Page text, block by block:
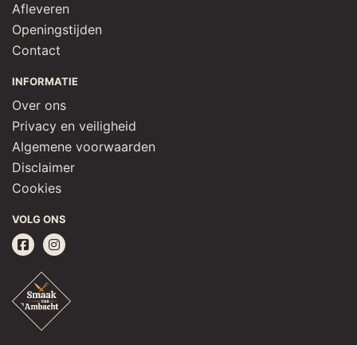
Afleveren
Openingstijden
Contact
INFORMATIE
Over ons
Privacy en veiligheid
Algemene voorwaarden
Disclaimer
Cookies
VOLG ONS